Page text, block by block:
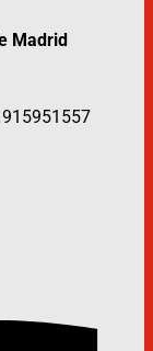
Madrid